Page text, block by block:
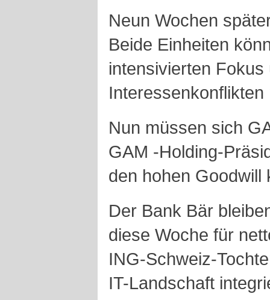
Neun Wochen
Beide Einheiten
intensivierten
Nun müssen sich
GAM -Holding-
den hohen Goodwill
Der Bank Bär
diese Woche für
ING-Schweiz-
IT-Landschaft